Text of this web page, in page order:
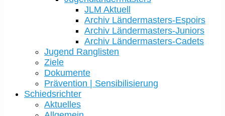
JLM Aktuell
Archiv Ländermasters-Espoirs
Archiv Ländermasters-Juniors
Archiv Ländermasters-Cadets
Jugend Ranglisten
Ziele
Dokumente
Prävention | Sensibilisierung
Schiedsrichter
Aktuelles